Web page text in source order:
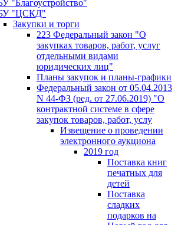
"Благоустройство"
"ЦСКД"
Закупки и торги
223 Федеральный закон "О
закупках товаров, работ, услуг
отдельными видами
юридических лиц"
Планы закупок и планы-графики
Федеральный закон от 05.04.2013
N 44-ФЗ (ред. от 27.06.2019) "О
контрактной системе в сфере
закупок товаров, работ, услу
Извещение о проведении
электронного аукциона
2019 год
Поставка книг
печатных для
детей
Поставка
сладких
подарков на